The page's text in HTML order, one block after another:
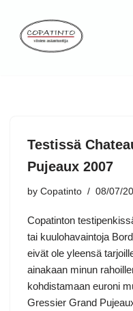
Skip
Testissä
Pujeaux 2007
by Copatinto 08/07/
Copatinton
tai kuulohavaintoja
eivät ole yleensä
ainakaan minun
kohdistamaan euroni
Gressier Grand